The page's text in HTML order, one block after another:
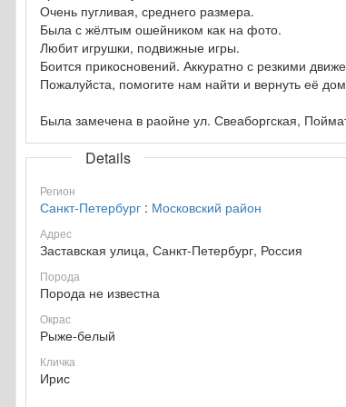
Очень пугливая, среднего размера.
Была с жёлтым ошейником как на фото.
Любит игрушки, подвижные игры.
Боится прикосновений. Аккуратно с резкими
Пожалуйста, помогите нам найти и вернуть её
Была замечена в раойне ул. Свеаборгская,
Details
Регион
Санкт-Петербург : Московский район
Адрес
Заставская улица, Санкт-Петербург, Россия
Порода
Порода не известна
Окрас
Рыже-белый
Кличка
Ирис